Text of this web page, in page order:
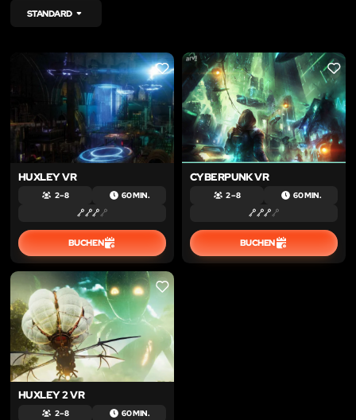
STANDARD
LIKE
HUXLEY VR
2 – 8 60 MIN.
BUCHEN
LIKE
CYBERPUNK VR
2 – 8 60 MIN.
BUCHEN
LIKE
HUXLEY 2 VR
2 – 8 60 MIN.